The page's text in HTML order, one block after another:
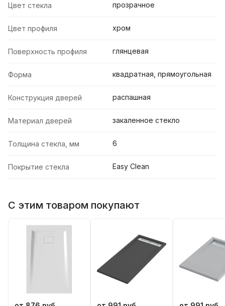
Цвет стекла прозрачное
Цвет профиля хром
Поверхность профиля глянцевая
Форма квадратная, прямоугольная
Конструкция дверей распашная
Материал дверей закаленное стекло
Толщина стекла, мм 6
Покрытие стекла Easy Clean
С этим товаром покупают